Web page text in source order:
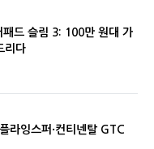
패드 슬림 3: 100만 원대 가
리다
라잉스퍼·컨티넨탈 GTC